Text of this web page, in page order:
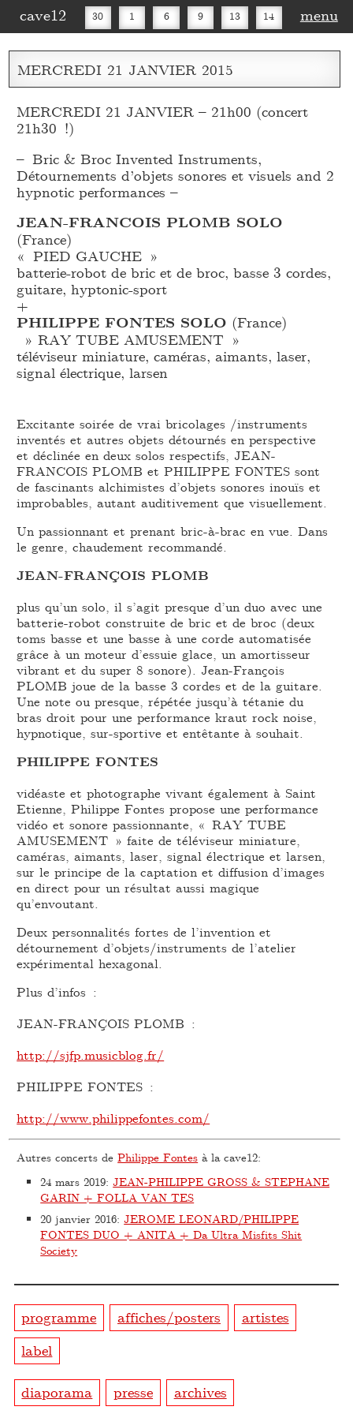
cave12 30 1 6 9 13 14
16 20 27 30
menu
MERCREDI 21 JANVIER 2015
MERCREDI 21 JANVIER – 21h00 (concert
21h30 !)
– Bric & Broc Invented Instruments,
Détournements d’objets sonores et visuels and 2
hypnotic performances –
JEAN-FRANCOIS PLOMB SOLO
(France)
« PIED GAUCHE »
batterie-robot de bric et de broc, basse 3 cordes,
guitare, hyptonic-sport
+
PHILIPPE FONTES SOLO (France)
» RAY TUBE AMUSEMENT »
téléviseur miniature, caméras, aimants, laser,
signal électrique, larsen
Excitante soirée de vrai bricolages /instruments
inventés et autres objets détournés en perspective
et déclinée en deux solos respectifs, JEAN-
FRANCOIS PLOMB et PHILIPPE FONTES sont
de fascinants alchimistes d’objets sonores inouïs et
improbables, autant auditivement que visuellement.
Un passionnant et prenant bric-à-brac en vue. Dans
le genre, chaudement recommandé.
JEAN-FRANÇOIS PLOMB
plus qu’un solo, il s’agit presque d’un duo avec une
batterie-robot construite de bric et de broc (deux
toms basse et une basse à une corde automatisée
grâce à un moteur d’essuie glace, un amortisseur
vibrant et du super 8 sonore). Jean-François
PLOMB joue de la basse 3 cordes et de la guitare.
Une note ou presque, répétée jusqu’à tétanie du
bras droit pour une performance kraut rock noise,
hypnotique, sur-sportive et entêtante à souhait.
PHILIPPE FONTES
vidéaste et photographe vivant également à Saint
Etienne, Philippe Fontes propose une performance
vidéo et sonore passionnante, « RAY TUBE
AMUSEMENT » faite de téléviseur miniature,
caméras, aimants, laser, signal électrique et larsen,
sur le principe de la captation et diffusion d’images
en direct pour un résultat aussi magique
qu’envoutant.
Deux personnalités fortes de l’invention et
détournement d’objets/instruments de l’atelier
expérimental hexagonal.
Plus d’infos :
JEAN-FRANÇOIS PLOMB :
http://sjfp.musicblog.fr/
PHILIPPE FONTES :
http://www.philippefontes.com/
Autres concerts dePhilippe Fontes à la cave12:
24 mars 2019:JEAN-PHILIPPE GROSS & STEPHANE
GARIN + FOLLA VAN TES
20 janvier 2016:JEROME LEONARD/PHILIPPE
FONTES DUO + ANITA + Da Ultra Misfits Shit
Society
programme affiches/posters
artistes
label
diaporama presse archives